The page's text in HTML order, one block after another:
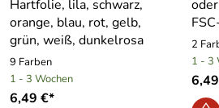
Hartfolie, lila, schwarz,
orange, blau, rot, gelb,
grün, weiß, dunkelrosa
9 Farben
1 - 3 Wochen
6,49 €*
2
1 - 3